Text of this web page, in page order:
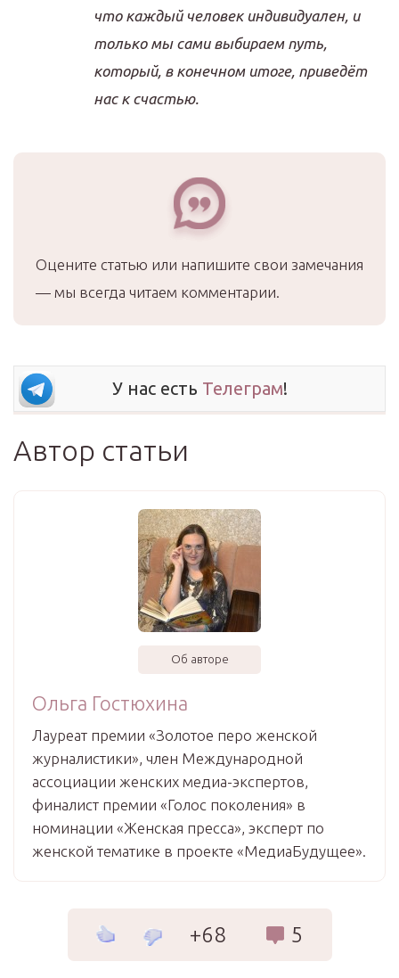
что каждый человек индивидуален, и
только мы сами выбираем путь,
который, в конечном итоге, приведёт
нас к счастью.
Оцените статью или напишите свои замечания
— мы всегда читаем комментарии.
У нас есть Телеграм!
Автор статьи
Об авторе
Ольга Гостюхина
Лауреат премии «Золотое перо женской
журналистики», член Международной
ассоциации женских медиа-экспертов,
финалист премии «Голос поколения» в
номинации «Женская пресса», эксперт по
женской тематике в проекте «МедиаБудущее».
+68 5